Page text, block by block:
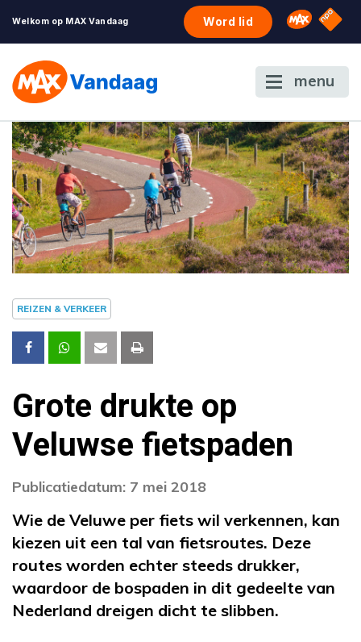
Welkom op MAX Vandaag Word lid Omroep
NPO
menu
REIZEN & VERKEER
Grote drukte op
Veluwse fietspaden
Publicatiedatum: 7 mei 2018
Wie de Veluwe per fiets wil verkennen, kan
kiezen uit een tal van fietsroutes. Deze
routes worden echter steeds drukker,
waardoor de bospaden in dit gedeelte van
Nederland dreigen dicht te slibben.